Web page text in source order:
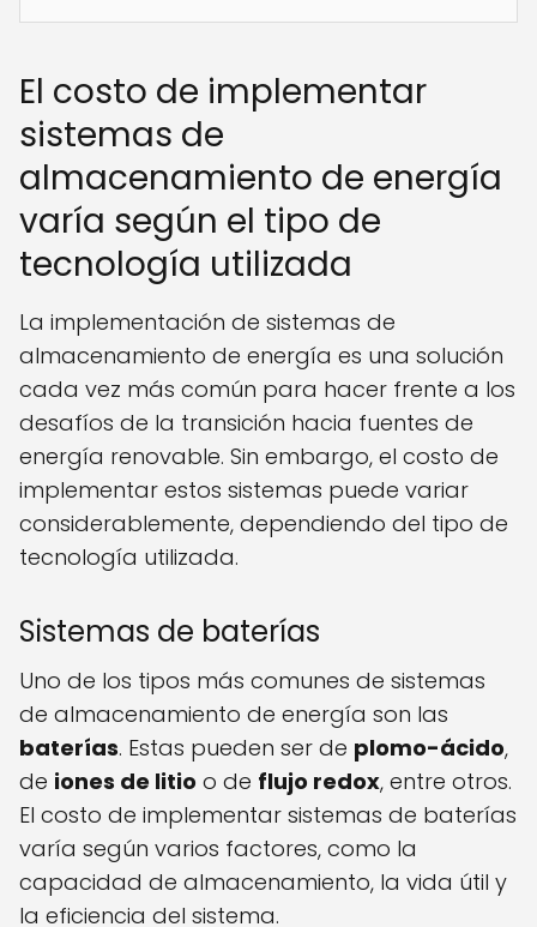
El costo de implementar
sistemas de
almacenamiento de energía
varía según el tipo de
tecnología utilizada
La implementación de sistemas de
almacenamiento de energía es una solución
cada vez más común para hacer frente a los
desafíos de la transición hacia fuentes de
energía renovable. Sin embargo, el costo de
implementar estos sistemas puede variar
considerablemente, dependiendo del tipo de
tecnología utilizada.
Sistemas de baterías
Uno de los tipos más comunes de sistemas
de almacenamiento de energía son las
baterías. Estas pueden ser de plomo-ácido,
de iones de litio o de flujo redox, entre otros.
El costo de implementar sistemas de baterías
varía según varios factores, como la
capacidad de almacenamiento, la vida útil y
la eficiencia del sistema.